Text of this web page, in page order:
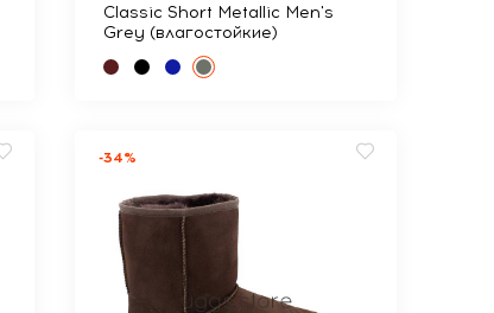
Classic Short Metallic Men's
Grey (влагостойкие)
-34%